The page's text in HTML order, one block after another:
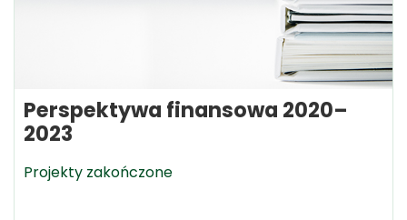
Perspektywa finansowa 2020–
2023
Projekty zakończone